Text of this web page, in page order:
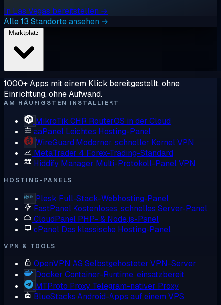
In Las Vegas bereitstellen →
Alle 13 Standorte ansehen →
1000+ Apps mit einem Klick bereitgestellt, ohne
Einrichtung, ohne Aufwand.
AM HÄUFIGSTEN INSTALLIERT
MikroTik CHR RouterOS in der Cloud
aaPanel Leichtes Hosting-Panel
WireGuard Moderner, schneller Kernel VPN
MetaTrader 4 Forex-Trading-Standard
Hiddify Manager Multi-Protokoll-Panel VPN
HOSTING-PANELS
Plesk Full-Stack-Webhosting-Panel
FastPanel Kostenloses, schnelles Server-Panel
CloudPanel PHP- & Node.js-Panel
cPanel Das klassische Hosting-Panel
VPN & TOOLS
OpenVPN AS Selbstgehosteter VPN-Server
Docker Container-Runtime, einsatzbereit
MTProto Proxy Telegram-nativer Proxy
BlueStacks Android-Apps auf einem VPS